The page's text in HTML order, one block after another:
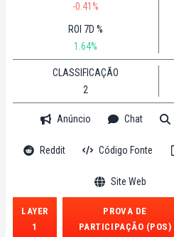
-0.41%
ROI 7D %
1.64%
CLASSIFICAÇÃO
2
Anúncio Chat
Reddit Código Fonte
Site Web
LAYER
1
PROVA DE
PARTICIPAÇÃO (POS)